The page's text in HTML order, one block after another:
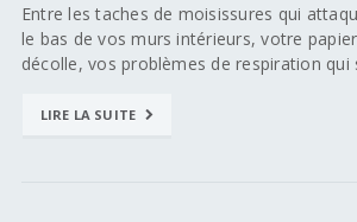
Entre les taches de moisissures qui
le bas de vos murs intérieurs, votre
décolle, vos problèmes de respiration qui
LIRE LA SUITE